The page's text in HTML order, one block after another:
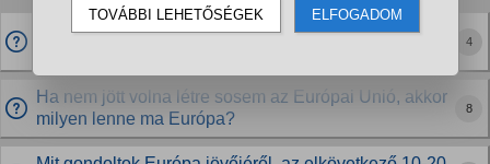
4
Ha nem jött volna létre sosem az Európai Unió, akkor
milyen lenne ma Európa?
8